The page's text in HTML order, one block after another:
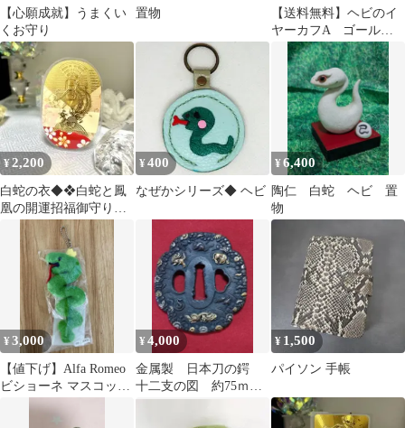
【心願成就】うまくい
くお守り
置物
【送料無料】ヘビのイ
ヤーカフA ゴールド
【開運】
¥2,200
白蛇の衣◆❖白蛇と鳳
凰の開運招福御守り
❖◆ 白蛇 浄化
¥400
なぜかシリーズ◆ ヘビ
¥6,400
陶仁 白蛇 ヘビ 置
物
¥3,000
【値下げ】Alfa Romeo
ビショーネ マスコット
ストラップ アルファ
¥4,000
金属製 日本刀の鍔
十二支の図 約75ｍｍ
147ｇ 可愛い鐔 現代
¥ 1,500
パイソン 手帳